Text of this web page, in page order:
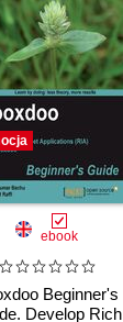
ebook
Beginner's
Develop Rich